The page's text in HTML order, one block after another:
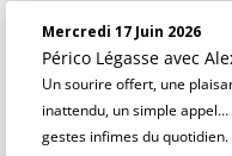
Mercredi 17 Juin 2026
Périco Légasse avec
Un sourire offert, une
inattendu, un simple
gestes infimes du quotidien.